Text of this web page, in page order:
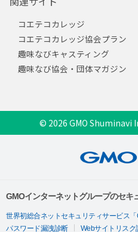
コエテコカレッジ
コエテコカレッジ協会プラン
趣味なびキャスティング
趣味なび協会・団体マガジン
© 2026 GMO Shuminavi